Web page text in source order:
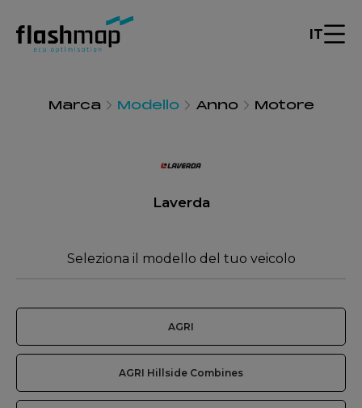
IT
Marca Modello Anno Motore
Laverda
Seleziona il modello del tuo veicolo
AGRI
AGRI Hillside Combines